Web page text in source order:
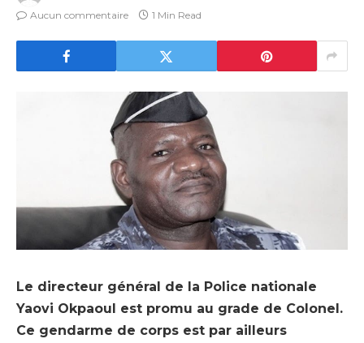
Aucun commentaire
1 Min Read
Le directeur général de la Police nationale
Yaovi Okpaoul est promu au grade de Colonel.
Ce gendarme de corps est par ailleurs